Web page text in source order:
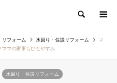
検索
リフォーム 水回り・住設リフォーム
マ
マの家事もひとやすみ
水回り・住設リフォーム